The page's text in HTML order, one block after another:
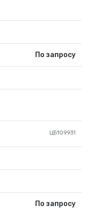
По запросу
ЦБ109931
По запросу